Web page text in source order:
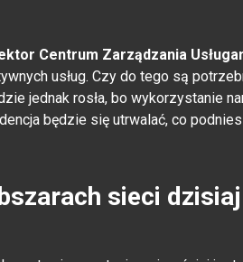
Centrum Zarządzania
usług. Czy do tego są
jednak rosła, bo wykorzystanie
będzie się utrwalać, co
sieci